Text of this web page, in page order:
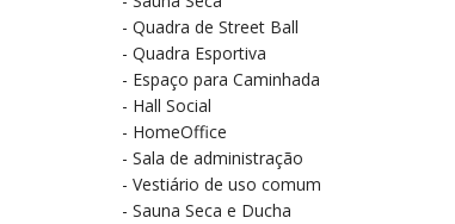
- Quadra de Street Ball
- Quadra Esportiva
- Espaço para Caminhada
- Hall Social
- HomeOffice
- Sala de administração
- Vestiário de uso comum
- Sauna Seca e Ducha